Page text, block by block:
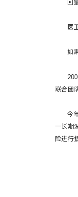
回
医
如
联合团
今
一长期
险进行